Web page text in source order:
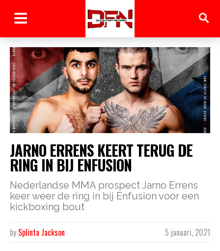
JARNO ERRENS KEERT TERUG DE
RING IN BIJ ENFUSION
Nederlandse MMA prospect Jarno Errens
keer weer de ring in bij Enfusion voor een
kickboxing bout
5 januari, 2021
by Splinta Jackson